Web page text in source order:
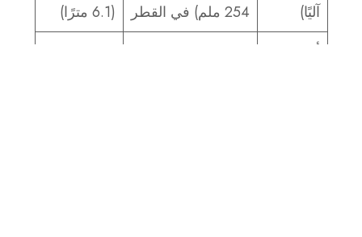
آليًا)
254 ملم) في القطر
(6.1 مترًا)
أشرطة